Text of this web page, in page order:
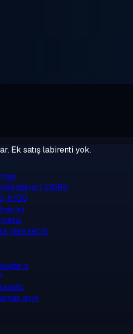
Ek satış labirenti yok.
DDR5
H100
metal
göre seçin
açık